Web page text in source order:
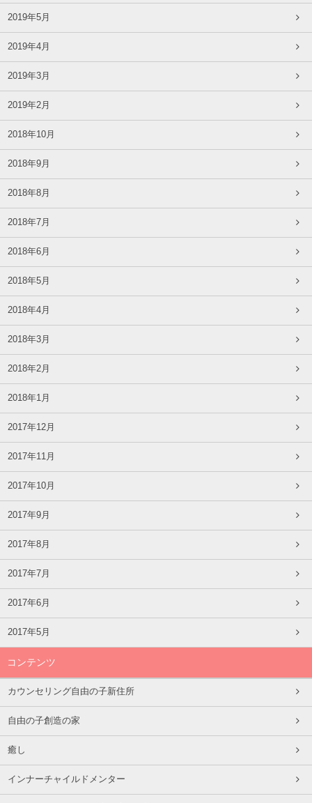
2019年5月
2019年4月
2019年3月
2019年2月
2018年10月
2018年9月
2018年8月
2018年7月
2018年6月
2018年5月
2018年4月
2018年3月
2018年2月
2018年1月
2017年12月
2017年11月
2017年10月
2017年9月
2017年8月
2017年7月
2017年6月
2017年5月
コンテンツ
カウンセリング自由の子新住所
自由の子創造の家
癒し
インナーチャイルドメンター